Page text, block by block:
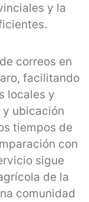
y la
correos en
facilitando
locales y
y ubicación
tiempos de
con
sigue
de la
comunidad